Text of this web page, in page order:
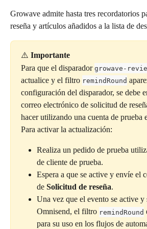
Growave admite hasta tres recordatorios
reseña y artículos añadidos a la lista de
⚠️ Importante
Para que el disparador growave-
actualice y el filtro remindRound
configuración del disparador, se debe
correo electrónico de solicitud de
hacer utilizando una cuenta de prueba
Para activar la actualización:
Realiza un pedido de prueba
de cliente de prueba.
Espera a que se active y envíe el
de Solicitud de reseña.
Una vez que el evento se active y
Omnisend, el filtro remindRound
para su uso en los flujos de